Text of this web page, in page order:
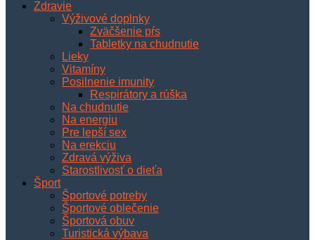
Zdravie
Výživové doplnky
Zväčšenie pŕs
Tabletky na chudnutie
Lieky
Vitamíny
Posilnenie imunity
Respirátory a rúška
Na chudnutie
Na energiu
Pre lepší sex
Na erekciu
Zdravá výživa
Starostlivosť o dieťa
Šport
Športové potreby
Športové oblečenie
Športová obuv
Turistická výbava